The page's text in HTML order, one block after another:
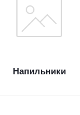
Напильники